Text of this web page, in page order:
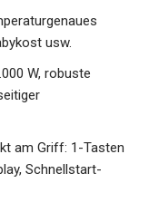
usw.
W, robuste
am Griff: 1-Tasten
Schnellstart-